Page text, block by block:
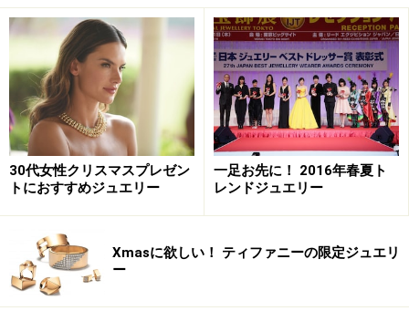
30代女性クリスマスプレゼン
トにおすすめジュエリー
一足お先に！ 2016年春夏ト
レンドジュエリー
Xmasに欲しい！ ティファニーの限定ジュエリ
ー